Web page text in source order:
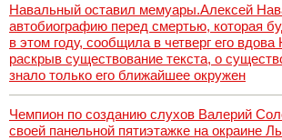
Навальный оставил мемуары.Алексей
автобиографию перед смертью, которая
в этом году, сообщила в четверг его
раскрыв существование текста, о
знало только его ближайшее окружен
Чемпион по созданию слухов Валерий
своей панельной пятиэтажке на окраине